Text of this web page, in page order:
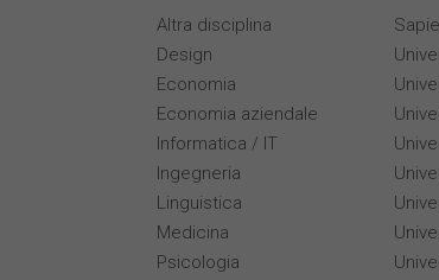
Altra disciplina
Design
Economia
Economia aziendale
Informatica / IT
Ingegneria
Linguistica
Medicina
Psicologia